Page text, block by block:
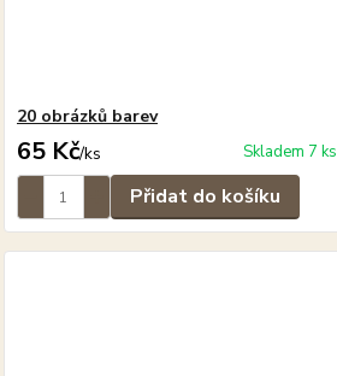
20 obrázků barev
65 Kč/ks Skladem 7 ks
Přidat do košíku